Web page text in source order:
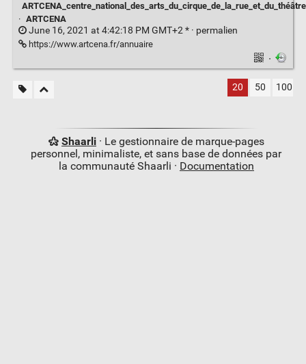
ARTCENA_centre_national_des_arts_du_cirque_de_la_rue_et_du_théâtre
· ARTCENA
June 16, 2021 at 4:42:18 PM GMT+2 * · permalien
https://www.artcena.fr/annuaire
·
20 50 100
Shaarli· Le gestionnaire de marque-pages
personnel, minimaliste, et sans base de données par
la communauté Shaarli · Documentation